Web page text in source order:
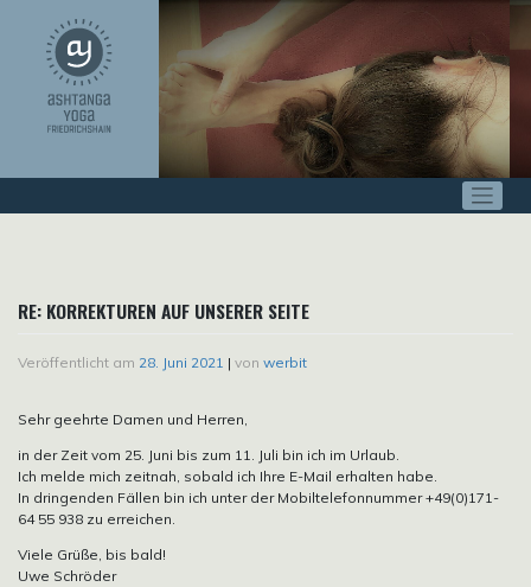
springen
RE: KORREKTUREN AUF UNSERER SEITE
Veröffentlicht am 28. Juni 2021 | von werbit
Sehr geehrte Damen und Herren,
in der Zeit vom 25. Juni bis zum 11. Juli bin ich im Urlaub.
Ich melde mich zeitnah, sobald ich Ihre E-Mail erhalten habe.
In dringenden Fällen bin ich unter der Mobiltelefonnummer +49(0)171-
64 55 938 zu erreichen.
Viele Grüße, bis bald!
Uwe Schröder